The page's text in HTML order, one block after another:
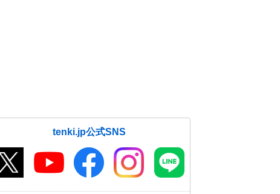
tenki.jp公式SNS